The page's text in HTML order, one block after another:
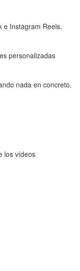
e Instagram Reels.
personalizadas
nada en concreto.
los vídeos